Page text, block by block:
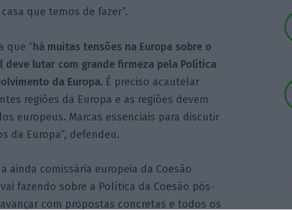
que temos de fazer”.
que “há muitas tensões na Europa sobre o
deve lutar com grande firmeza pela Política
da Europa. É preciso acautelar
regiões da Europa e as regiões devem
europeus. Marcas essenciais para discutir
da Europa”, defendeu.
ainda comissária europeia da Coesão
fazendo sobre a Política da Coesão pós-
com propostas concretas e todos os